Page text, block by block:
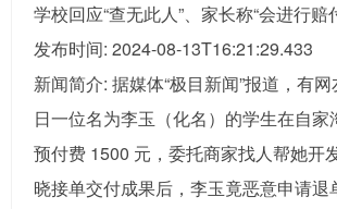
学校回应“查无此人”、家长称“会进行赔
发布时间: 2024-08-13T16:21:29.433
新闻简介: 据媒体“极目新闻”报道，有
日一位名为李玉（化名）的学生在自家
预付费 1500 元，委托商家找人帮她开
晓接单交付成果后，李玉竟恶意申请退